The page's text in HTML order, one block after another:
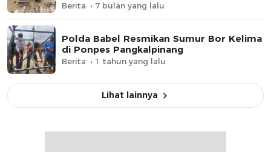
Berita 7 bulan yang lalu
Polda Babel Resmikan Sumur Bor Kelima
di Ponpes Pangkalpinang
Berita 1 tahun yang lalu
Lihat lainnya